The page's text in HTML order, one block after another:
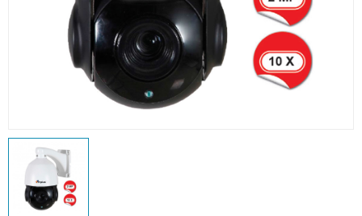
Yangın Alarm Sistemleri
PDKS Sistemleri
Kapı Açma Sistemleri
Aksesuarlar
Plaka Tanıma Sistemi